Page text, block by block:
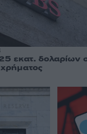
εκατ. δολαρίων